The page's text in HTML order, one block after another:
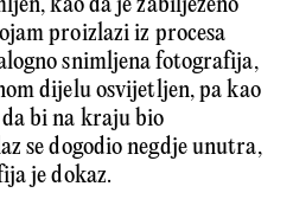
proizlazi iz procesa
snimljena fotografija,
dijelu osvijetljen, pa kao
bi na kraju bio
se dogodio negdje unutra,
je dokaz.